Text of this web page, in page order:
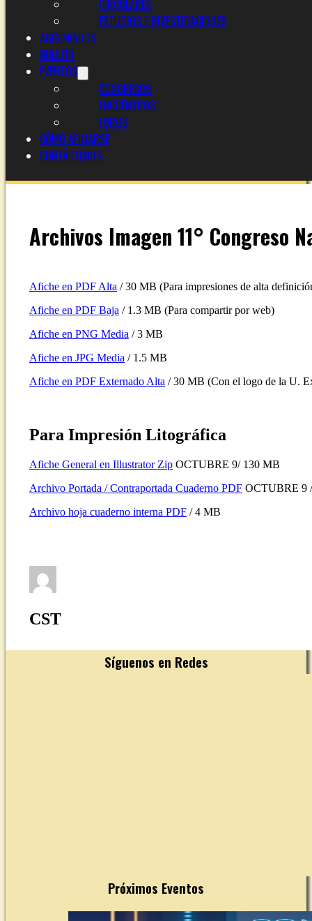
CIRCULARES
ESTUDIOS E INVESTIGACIONES
AGREMIADOS
BOLETÍN
EVENTOS
CONGRESOS
ENCUENTROS
FOROS
CÓMO AFILIARSE
CONTÁCTENOS
Archivos Imagen 11° Congreso
Afiche en PDF Alta / 30 MB (Para impresiones de alta
Afiche en PDF Baja / 1.3 MB (Para compartir por web)
Afiche en PNG Media / 3 MB
Afiche en JPG Media / 1.5 MB
Afiche en PDF Externado Alta / 30 MB (Con el logo de la U.
Para Impresión Litográfica
Afiche General en Illustrator Zip OCTUBRE 9/ 130 MB
Archivo Portada / Contraportada Cuaderno PDF OCTUBRE 9
Archivo hoja cuaderno interna PDF / 4 MB
CST
Síguenos en Redes
Próximos Eventos